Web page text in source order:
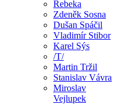
Rebeka
Zdeněk Sosna
Dušan Spáčil
Vladimír Stibor
Karel Sýs
/T/
Martin Tržil
Stanislav Vávra
Miroslav
Vejlupek